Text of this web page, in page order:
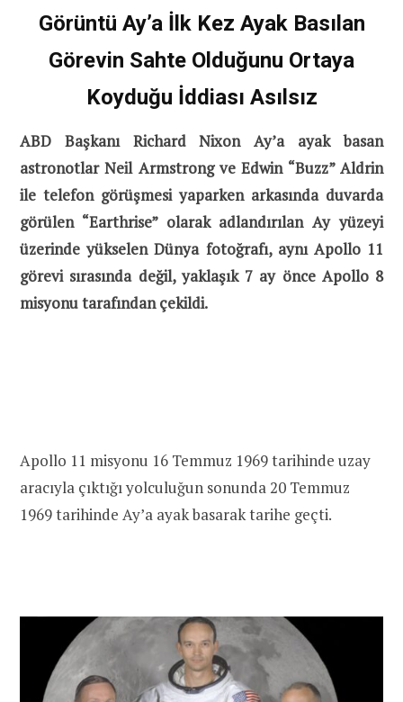
Görüntü Ay’a İlk Kez Ayak Basılan
Görevin Sahte Olduğunu Ortaya
Koyduğu İddiası Asılsız
ABD Başkanı Richard Nixon Ay’a ayak basan
astronotlar Neil Armstrong ve Edwin “Buzz” Aldrin
ile telefon görüşmesi yaparken arkasında duvarda
görülen “Earthrise” olarak adlandırılan Ay yüzeyi
üzerinde yükselen Dünya fotoğrafı, aynı Apollo 11
görevi sırasında değil, yaklaşık 7 ay önce Apollo 8
misyonu tarafından çekildi.
Apollo 11 misyonu 16 Temmuz 1969 tarihinde uzay
aracıyla çıktığı yolculuğun sonunda 20 Temmuz
1969 tarihinde Ay’a ayak basarak tarihe geçti.